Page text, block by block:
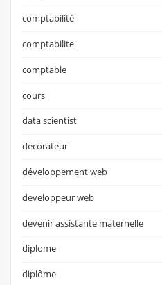
comptabilité
comptabilite
comptable
cours
data scientist
decorateur
développement web
developpeur web
devenir assistante maternelle
diplome
diplôme